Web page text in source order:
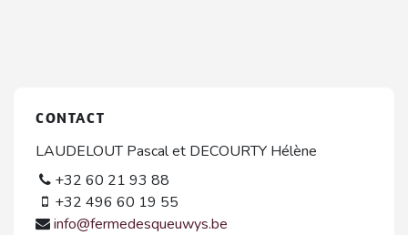
CONTACT
LAUDELOUT Pascal et DECOURTY Hélène
+32 60 21 93 88
+32 496 60 19 55
info@fermedesqueuwys.be